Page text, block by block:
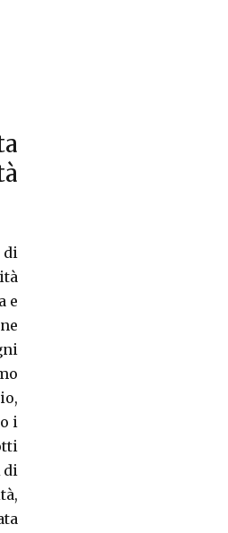
di
e
i
di